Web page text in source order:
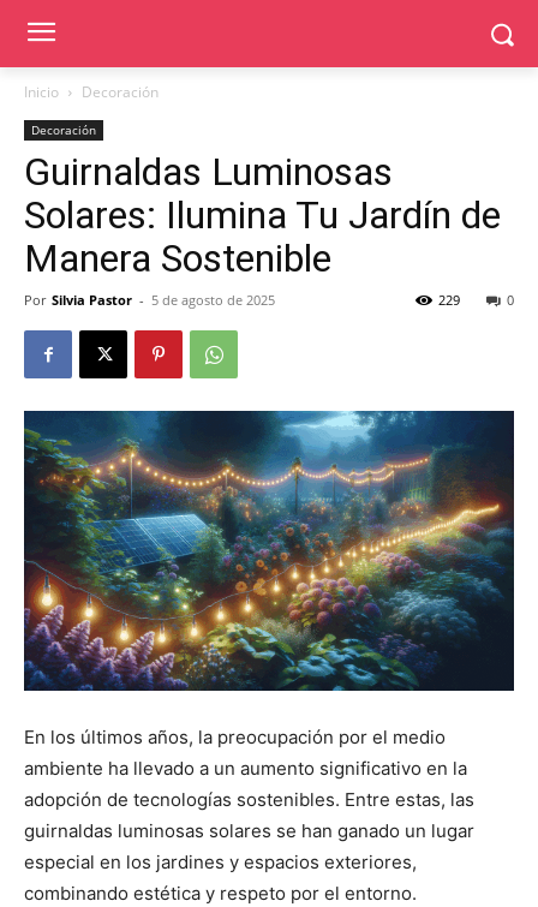
Inicio Decoración
Decoración
Guirnaldas Luminosas
Solares: Ilumina Tu Jardín de
Manera Sostenible
Por Silvia Pastor - 5 de agosto de 2025 0
229
En los últimos años, la preocupación por el medio
ambiente ha llevado a un aumento significativo en la
adopción de tecnologías sostenibles. Entre estas, las
guirnaldas luminosas solares se han ganado un lugar
especial en los jardines y espacios exteriores,
combinando estética y respeto por el entorno.